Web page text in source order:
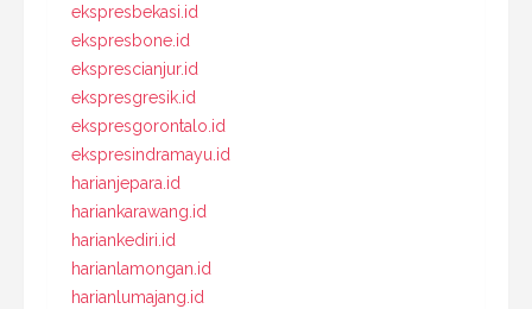
ekspresbekasi.id
ekspresbone.id
eksprescianjur.id
ekspresgresik.id
ekspresgorontalo.id
ekspresindramayu.id
harianjepara.id
hariankarawang.id
hariankediri.id
harianlamongan.id
harianlumajang.id